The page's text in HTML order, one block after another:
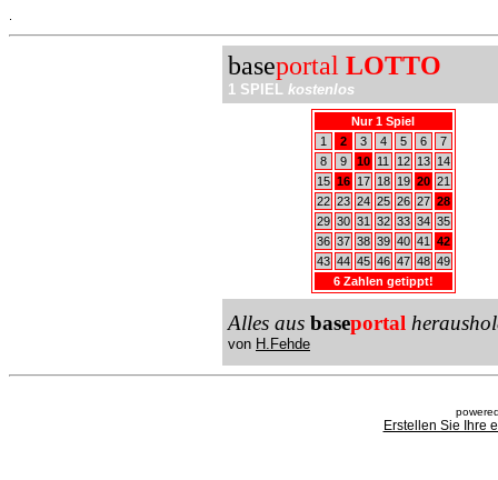
baseportal LOTTO
1 SPIEL kostenlos
Nur 1 Spiel
1
2 3 4 5 6
7
8
9 10 11 12 13
14
15 16 17 18 19 20 21
22 23 24 25 26 27 28
29 30 31 32 33 34 35
36 37 38 39 40 41
42
43 44 45 46 47 48 49
6 Zahlen getippt!
Alles aus baseportal
von H.Fehde
Erstellen Sie Ihre